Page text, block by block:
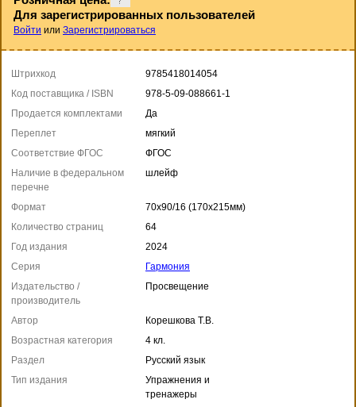
Для зарегистрированных пользователей
Войти или Зарегистрироваться
Штрихкод
9785418014054
Код поставщика / ISBN
978-5-09-088661-1
Продается комплектами
Да
Переплет
мягкий
Соответствие ФГОС
ФГОС
Наличие в федеральном
перечне
шлейф
Формат
70x90/16 (170x215мм)
Количество страниц
64
Год издания
2024
Серия
Гармония
Издательство /
производитель
Просвещение
Автор
Корешкова Т.В.
Возрастная категория
4 кл.
Раздел
Русский язык
Тип издания
Упражнения и
тренажеры